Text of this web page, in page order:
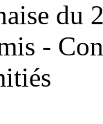
du
-